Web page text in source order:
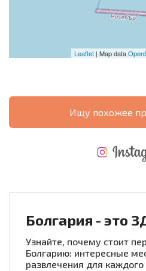
Leaflet | Map data
Ищу похожее
Болгария - это
Узнайте, почему стоит
Болгарию: интересные
развлечения для каждого